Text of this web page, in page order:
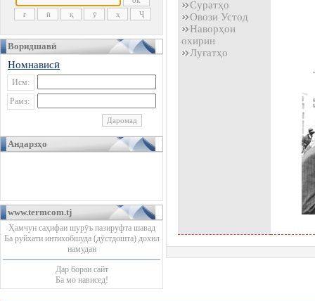
Воридшавӣ
Номнависӣ
Исм:
Рамз:
Андарзҳо
www.termcom.tj
Ҳамчун саҳифаи шурӯъ пазируфта шавад
Ба руйхати интихобшуда (дӯстдошта) дохил
намудан
Дар бораи сайт
Ба мо нависед!
Суратҳо
Овози Устод
Наворҳои
охирин
Луғатҳо